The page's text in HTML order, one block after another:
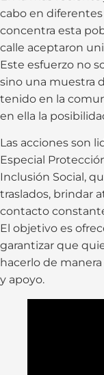
cabo en
concentra esta
calle aceptaron
Este esfuerzo no
sino una muestra
tenido en la
en ella la
Las acciones son
Especial
Inclusión Social,
traslados, brindar
contacto
El objetivo es
garantizar que
hacerlo de
y apoyo.